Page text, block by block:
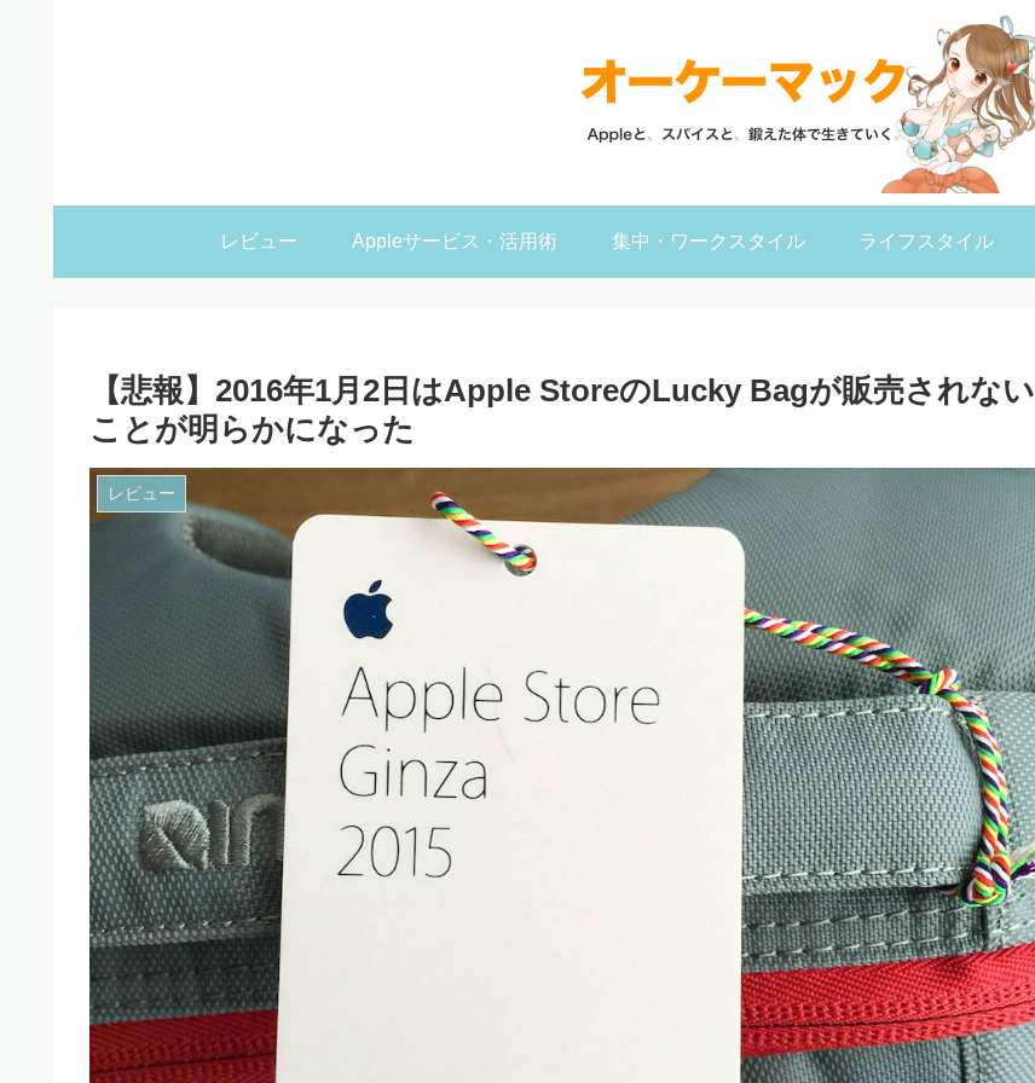
レビュー Appleサービス・活用術 集中・ワークスタイル ライフスタイル
【悲報】2016年1月2日はApple StoreのLucky Bagが販売されない
ことが明らかになった
レビュー